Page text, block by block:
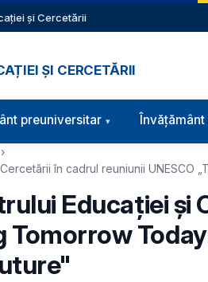
și Cercetării
ȘI CERCETĂRII
preuniversitar
în cadrul reuniunii
Educației și
Tomorrow